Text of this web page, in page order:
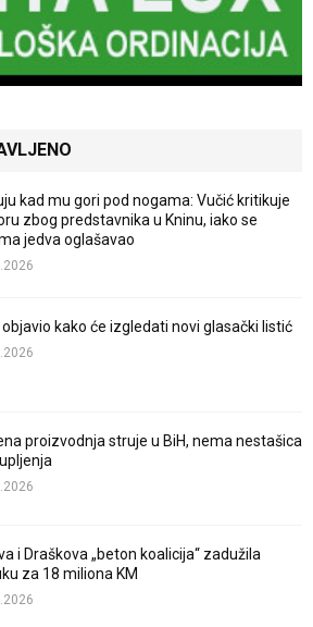
kad mu gori pod nogama: Vučić kritikuje
zbog predstavnika u Kninu, iako se
jedva oglašavao
objavio kako će izgledati novi glasački listić
proizvodnja struje u BiH, nema nestašica
i Draškova „beton koalicija“ zadužila
za 18 miliona KM